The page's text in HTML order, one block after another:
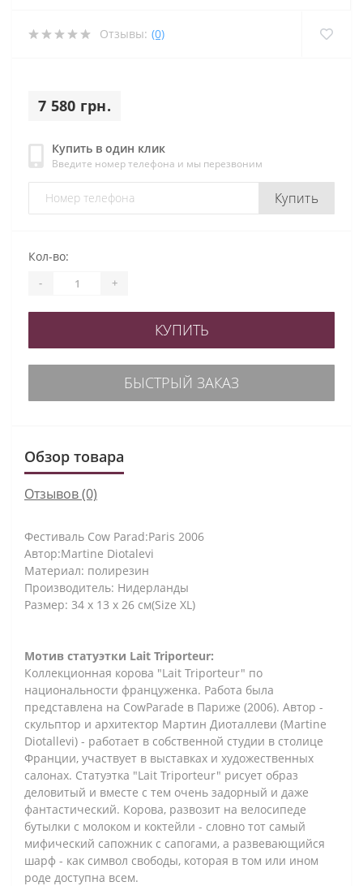
Отзывы: (0)
7 580 грн.
Купить в один клик
Введите номер телефона и мы перезвоним
Купить
Кол-во:
- +
КУПИТЬ
БЫСТРЫЙ ЗАКАЗ
Обзор товара
Отзывов (0)
Фестиваль Cow Parad:Paris 2006
Автор:Martine Diotalevi
Материал: полирезин
Производитель: Нидерланды
Размер: 34 х 13 х 26 см(Size ХL)
Мотив статуэтки Lait Triporteur:
Коллекционная корова "Lait Triporteur" по
национальности француженка. Работа была
представлена на CowParade в Париже (2006). Автор -
скульптор и архитектор Мартин Диоталлеви (Martine
Diotallevi) - работает в собственной студии в столице
Франции, участвует в выставках и художественных
салонах. Статуэтка "Lait Triporteur" рисует образ
деловитый и вместе с тем очень задорный и даже
фантастический. Корова, развозит на велосипеде
бутылки с молоком и коктейли - словно тот самый
мифический сапожник с сапогами, а развевающийся
шарф - как символ свободы, которая в том или ином
роде доступна всем.